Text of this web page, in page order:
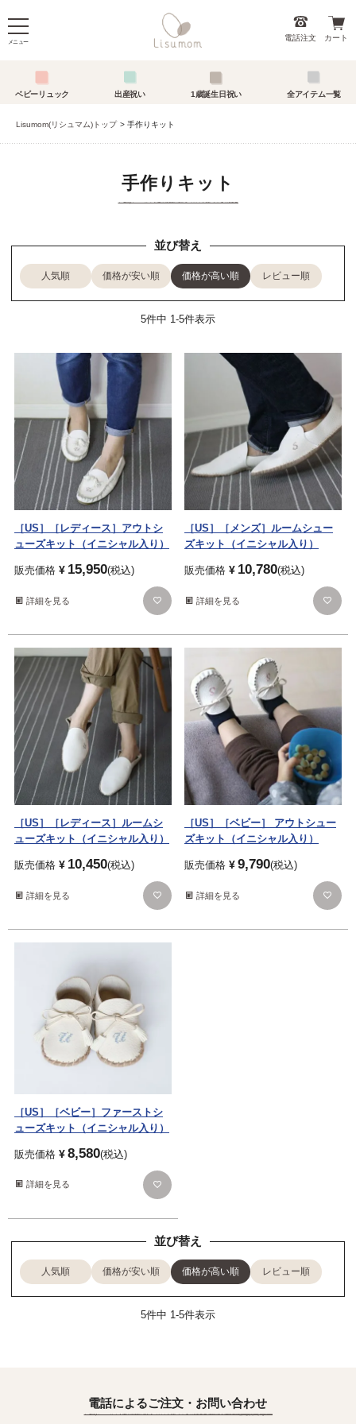
メニュー 電話注文 カート
ベビーリュック 出産祝い 1歳誕生日祝い 全アイテム一覧
Lisumom(リシュマム)トップ 手作りキット
手作りキット
並び替え
人気順 価格が安い順 価格が高い順 レビュー順
5件中 1-5件表示
［US］［レディース］アウトシ
ューズキット（イニシャル入り）
販売価格 ¥ 15,950 税込
詳細を見る
［US］［メンズ］ルームシュー
ズキット（イニシャル入り）
販売価格 ¥ 10,780 税込
詳細を見る
［US］［レディース］ルームシ
ューズキット（イニシャル入り）
販売価格 ¥ 10,450 税込
詳細を見る
［US］［ベビー］ アウトシュー
ズキット（イニシャル入り）
販売価格 ¥9,790 税込
詳細を見る
［US］［ベビー］ファーストシ
ューズキット（イニシャル入り）
販売価格 ¥8,580 税込
詳細を見る
並び替え
人気順 価格が安い順 価格が高い順 レビュー順
5件中 1 -5件表示
電話によるご注文・お問い合わせ